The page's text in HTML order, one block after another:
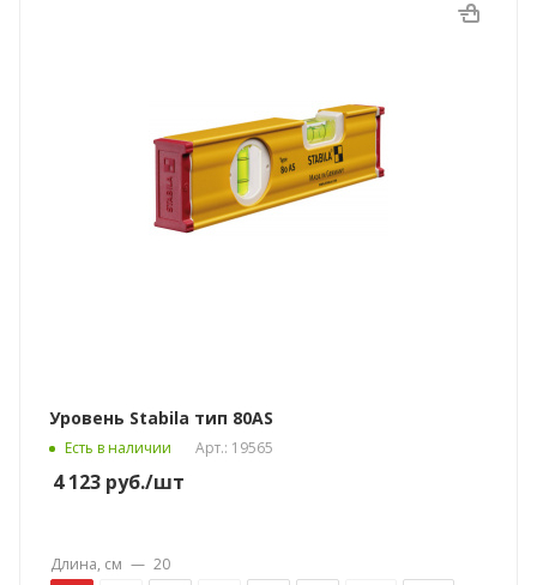
Уровень Stabila тип 80АS
Есть в наличии Арт.: 19565
4 123 руб./шт
Длина, см — 20